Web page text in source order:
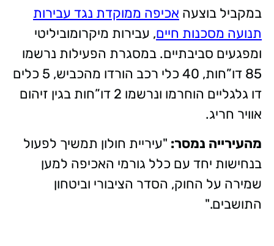
במקביל בוצעה אכיפה ממוקדת נגד עבירות
תנועה מסכנות חיים, עבירות מיקרומוביליטי
ומפגעים סביבתיים. במסגרת הפעילות נרשמו
85 דו”חות, 40 כלי רכב הורדו מהכביש, 5 כלים
דו גלגליים הוחרמו ונרשמו 2 דו”חות בגין זיהום
אוויר חריג.
מהעירייה נמסר: "עיריית חולון תמשיך לפעול
בנחישות יחד עם כלל גורמי האכיפה למען
שמירה על החוק, הסדר הציבורי וביטחון
התושבים."